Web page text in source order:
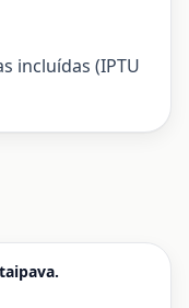
incluídas (IPTU